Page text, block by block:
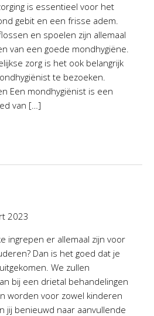
is essentieel voor het
gebit en een frisse adem.
en spoelen zijn allemaal
van een goede mondhygiëne.
zorg is het ook belangrijk
te bezoeken.
Een mondhygiënist is een
van […]
2023
ingrepen er allemaal zijn voor
Dan is het goed dat je
We zullen
bij een drietal behandelingen
worden voor zowel kinderen
jij benieuwd naar aanvullende